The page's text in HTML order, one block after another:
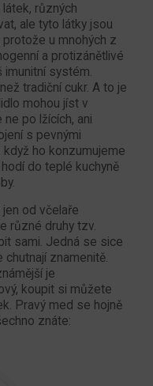
různých
ale tyto látky jsou
u mnohých z
a protizánětlivé
imunitní systém.
tradiční cukr. A to je
mohou jíst v
po lžících, ani
s pevnými
ho konzumujeme
do teplé kuchyně
od včelaře
různé druhy tzv.
sami. Jedná se sice
chutnají znamenitě.
je
koupit si můžete
Pravý med se hojně
znáte: